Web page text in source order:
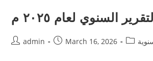
السنوي لعام ٢٠٢٥ م
admin March 16, 2026